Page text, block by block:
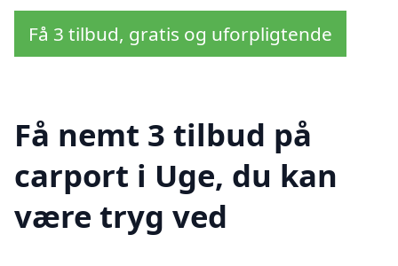
Få 3 tilbud, gratis og uforpligtende
Få nemt 3 tilbud på
carport i Uge, du kan
være tryg ved